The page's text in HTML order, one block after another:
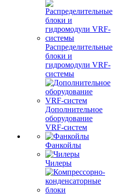
Распределительные
блоки и
гидромодули VRF-
системы
Дополнительное
оборудование
VRF-систем
Фанкойлы
Чилеры